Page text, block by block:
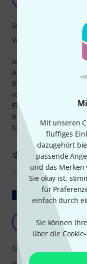
Mit unseren
fluffiges
dazugehört
passende
und das Merken
Sie okay ist,
für
einfach durch
Sie können
über die
Ich habe diese Snare
Ausprobieren
8" Snare für 155 €!
renommierten Marke
Einziger Kritikpunkt
breitere, hochwertige
fantastisch. Ich bin
Sound
Verarbeitung
1
Original zeigen
Sound